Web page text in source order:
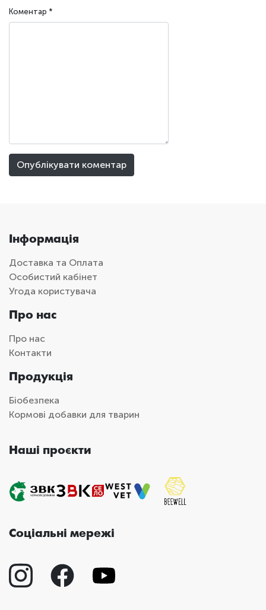
Коментар *
Інформація
Доставка та Оплата
Особистий кабінет
Угода користувача
Про нас
Про нас
Контакти
Продукція
Біобезпека
Кормові добавки для тварин
Наші проєкти
Соціальні мережі